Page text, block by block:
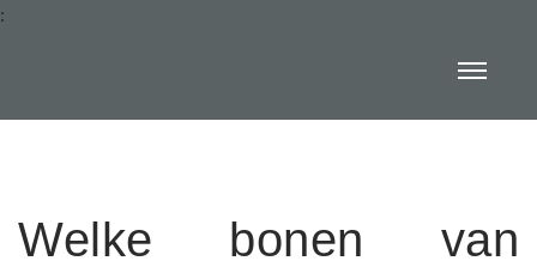
:
Welke bonen van